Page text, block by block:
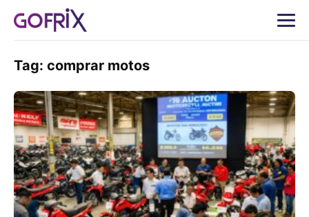
Tag: comprar motos